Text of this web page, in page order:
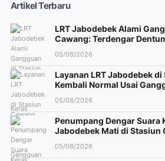
Artikel Terbaru
LRT Jabodebek Alami
Cawang: Terdengar
05/08/2026
Layanan LRT Jabodebek
Kembali Normal Usai
05/08/2026
Penumpang Dengar Suara
Jabodebek Mati di Stasiun
05/08/2026